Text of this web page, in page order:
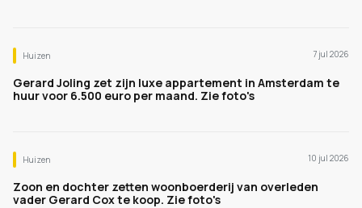
Huizen 7 jul 2026
Gerard Joling zet zijn luxe appartement in Amsterdam te
huur voor 6.500 euro per maand. Zie foto's
Huizen 10 jul 2026
Zoon en dochter zetten woonboerderij van overleden
vader Gerard Cox te koop. Zie foto's